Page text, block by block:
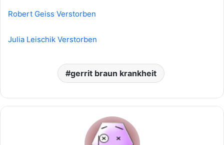
Robert Geiss Verstorben
Julia Leischik Verstorben
gerrit braun krankheit